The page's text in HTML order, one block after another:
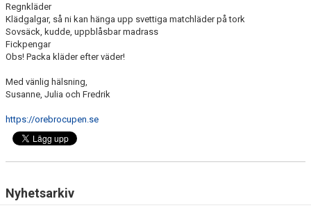
Regnkläder
Klädgalgar, så ni kan hänga upp svettiga matchläder på tork
Sovsäck, kudde, uppblåsbar madrass
Fickpengar
Obs! Packa kläder efter väder!
Med vänlig hälsning,
Susanne, Julia och Fredrik
https://orebrocupen.se
Nyhetsarkiv